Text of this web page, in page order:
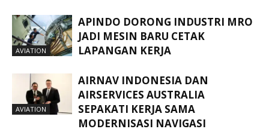
AVIATION
APINDO DORONG INDUSTRI MRO
JADI MESIN BARU CETAK
LAPANGAN KERJA
AVIATION
AIRNAV INDONESIA DAN
AIRSERVICES AUSTRALIA
SEPAKATI KERJA SAMA
MODERNISASI NAVIGASI